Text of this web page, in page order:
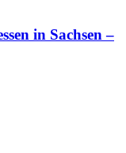
in Sachsen –